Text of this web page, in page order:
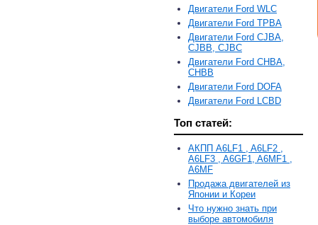
Двигатели Ford WLC
Двигатели Ford TPBA
Двигатели Ford CJBA,
CJBB, CJBC
Двигатели Ford CHBA,
CHBB
Двигатели Ford DOFA
Двигатели Ford LCBD
Топ статей:
АКПП A6LF1 , A6LF2 ,
A6LF3 , A6GF1, A6MF1 ,
A6MF
Продажа двигателей из
Японии и Кореи
Что нужно знать при
выборе автомобиля